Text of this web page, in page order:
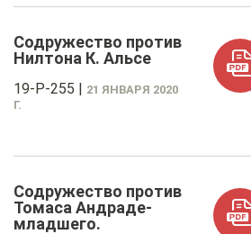
Содружество против
Нилтона К. Альсе
19-P-255 | 21 ЯНВАРЯ 2020
Г.
Содружество против
Томаса Андраде-
младшего.